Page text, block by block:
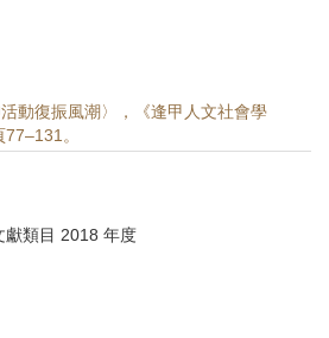
動復振風潮〉，《逢甲人文社會學
。
獻類目 2018 年度